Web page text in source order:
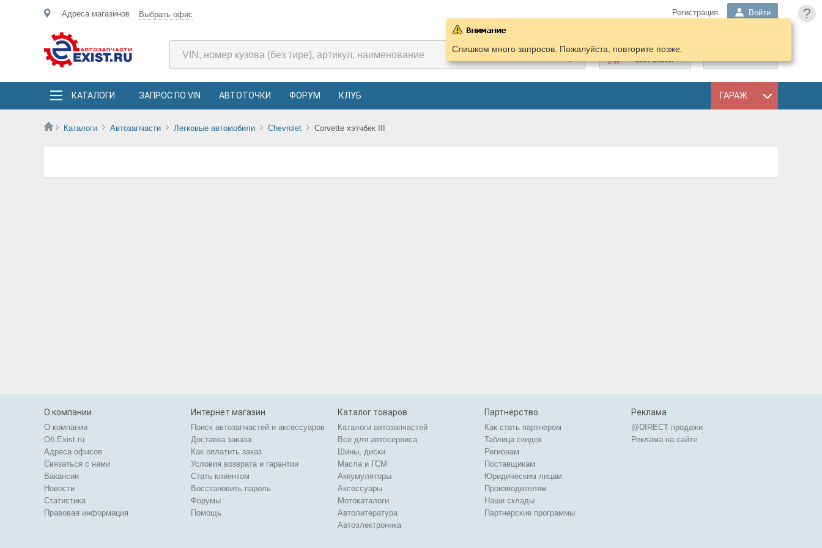
?
Адреса магазинов Выбрать офис Регистрация Войти
ПОДОБРАТЬ
ЗАПЧАСТИ
КАТАЛОГИ ЗАПРОС ПО VIN АВТОТОЧКИ ФОРУМ КЛУБ ГАРАЖ
Каталоги Автозапчасти Легковые автомобили Chevrolet Corvette хэтчбек III
Слишком много запросов. Пожалуйста, повторите позже.
О компании
О компании
Об Exist.ru
Адреса офисов
Связаться с нами
Вакансии
Новости
Статистика
Правовая информация
Интернет магазин
Поиск автозапчастей и аксессуаров
Доставка заказа
Как оплатить заказ
Условия возврата и гарантии
Стать клиентом
Восстановить пароль
Форумы
Помощь
Каталог товаров
Каталоги автозапчастей
Все для автосервиса
Шины, диски
Масла и ГСМ
Аккумуляторы
Аксессуары
Мотокаталоги
Автолитература
Автоэлектроника
Партнерство
Как стать партнером
Таблица скидок
Регионам
Поставщикам
Юридическим лицам
Производителям
Наши склады
Партнерские программы
Реклама
@DIRECT продажи
Реклама на сайте